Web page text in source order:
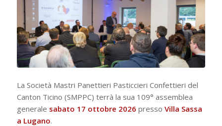
La Società Mastri Panettieri Pasticcieri Confettieri del
Canton Ticino (SMPPC) terrà la sua 109° assemblea
generale sabato 17 ottobre 2026 presso Villa Sassa
a Lugano.